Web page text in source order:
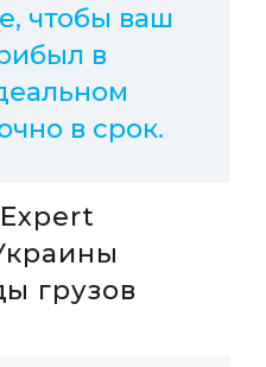
чтобы ваш
в
в срок.
грузов